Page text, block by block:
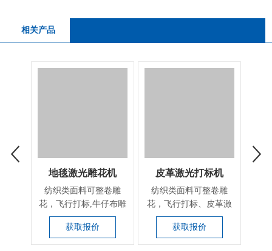
相关产品
地毯激光雕花机
纺织类面料可整卷雕
花，飞行打标,牛仔布雕
花、激光水洗
获取报价
皮革激光打标机
纺织类面料可整卷雕
花，飞行打标、皮革激
光打标、激光水洗
获取报价